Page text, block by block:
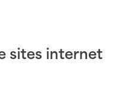
sites internet